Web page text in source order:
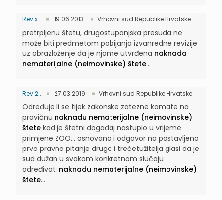
Rev x... 19.06.2013. Vrhovni sud Republike Hrvatske
pretrpljenu štetu, drugostupanjska presuda ne
može biti predmetom pobijanja izvanredne revizije
uz obrazloženje da je njome utvrđena naknada
nematerijalne (neimovinske) štete...
Rev 2... 27.03.2019. Vrhovni sud Republike Hrvatske
Određuje li se tijek zakonske zatezne kamate na
pravičnu naknadu nematerijalne (neimovinske)
štete kad je štetni događaj nastupio u vrijeme
primjene ZOO... osnovana i odgovor na postavljeno
prvo pravno pitanje drugo i trećetužitelja glasi da je
sud dužan u svakom konkretnom slučaju
određivati naknadu nematerijalne (neimovinske)
štete...